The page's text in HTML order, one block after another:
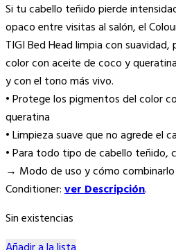
Si tu cabello teñido pierde
opaco entre visitas al salón, el
TIGI Bed Head limpia con
color con aceite de coco y
y con el tono más vivo.
• Protege los pigmentos del color
queratina
• Limpieza suave que no agrede el
• Para todo tipo de cabello teñido,
→ Modo de uso y cómo combinarlo
Conditioner:ver Descripción.
Sin existencias